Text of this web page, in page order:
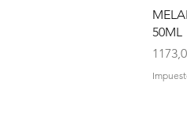
50ML
Precio